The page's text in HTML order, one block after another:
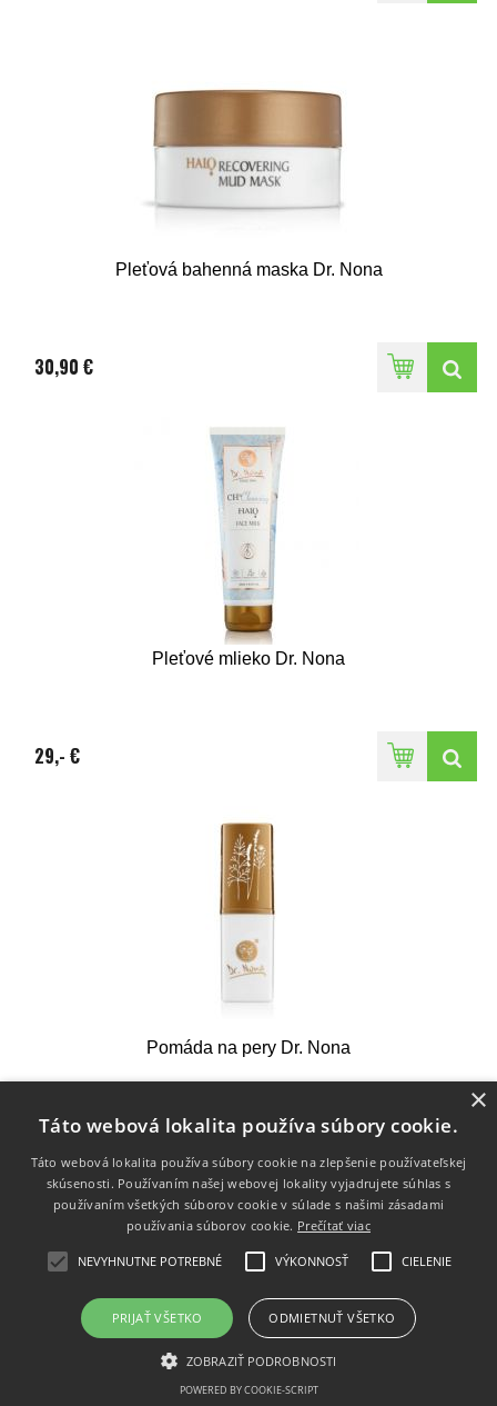
Pleťová bahenná maska Dr. Nona
30,90 €
Pleťové mlieko Dr. Nona
29,- €
Pomáda na pery Dr. Nona
×
Táto webová lokalita používa súbory cookie.
Táto webová lokalita používa súbory cookie na zlepšenie používateľskej
skúsenosti. Používaním našej webovej lokality vyjadrujete súhlas s
používaním všetkých súborov cookie v súlade s našimi zásadami
používania súborov cookie. Prečítať viac
NEVYHNUTNE POTREBNÉ VÝKONNOSŤ CIELENIE
PRIJAŤ VŠETKO ODMIETNUŤ VŠETKO
ZOBRAZIŤ PODROBNOSTI
POWERED BY COOKIE-SCRIPT